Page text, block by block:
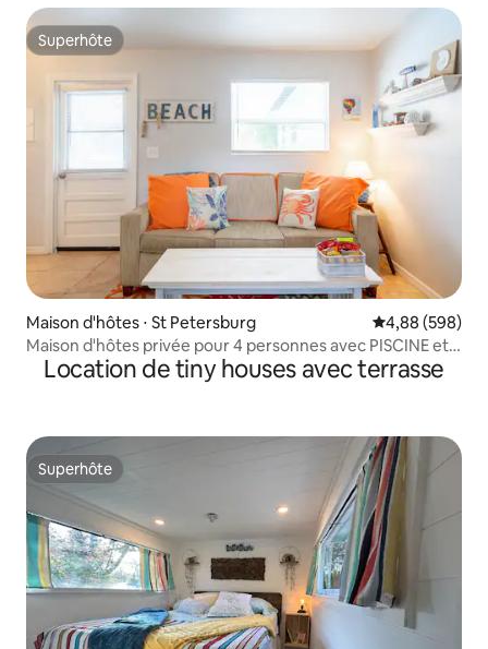
Superhôte
Superhôte
Maison d'hôtes ⋅ St Petersburg Évaluation
4,88 (598)
Maison d'hôtes privée pour 4 personnes avec PISCINE et
près de la plage !
Location de tiny houses avec terrasse
Superhôte
Superhôte